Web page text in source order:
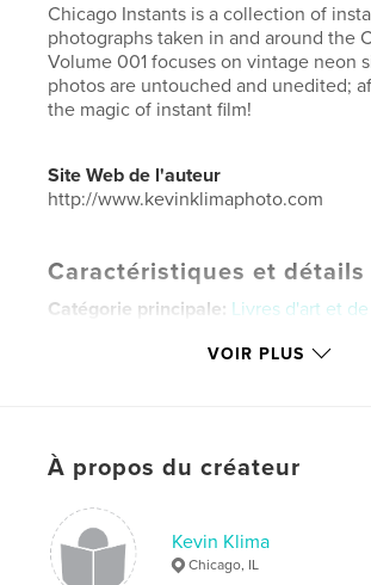
Chicago Instants is a collection of
photographs taken in and around the
Volume 001 focuses on vintage neon
photos are untouched and unedited;
the magic of instant film!
Site Web de l'auteur
http://www.kevinklimaphoto.com
Caractéristiques et détails
Catégorie principale: Livres d'art et
Catégories supplémentaires
Couverture souple: 9780464288114
Couverture rigide imprimée:
Date de publication:sept 04, 2019
VOIR PLUS
À propos du créateur
Kevin Klima
Chicago, IL